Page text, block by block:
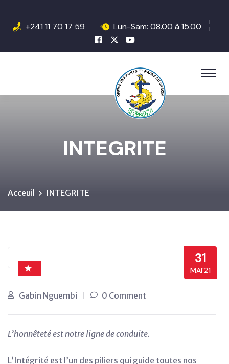
+241 11 70 17 59 Lun-Sam: 08.00 à 15.00
INTEGRITE
Acceuil INTEGRITE
31
MAI’21
Gabin Nguembi 0 Comment
L’honnêteté est notre ligne de conduite.
L’Intégrité est l’un des piliers qui guide toutes nos